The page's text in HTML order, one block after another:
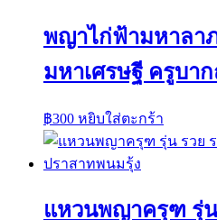
พญาไก่ฟ้ามหาลา
มหาเศรษฐี ครูบา
฿300 หยิบใส่ตะกร้า
แหวนพญาครุฑ รุ่น